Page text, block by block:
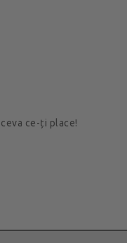
ce-ți place!